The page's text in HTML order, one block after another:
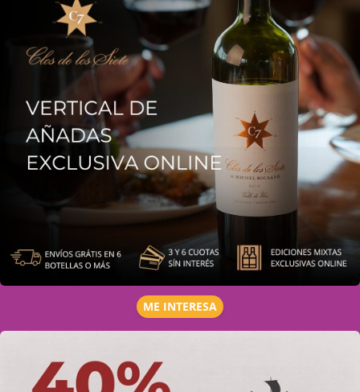
ME INTERESA